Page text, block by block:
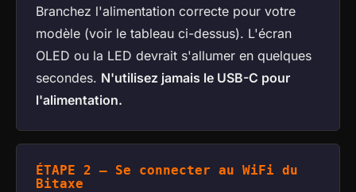
Branchez l'alimentation correcte pour votre
modèle (voir le tableau ci-dessus). L'écran
OLED ou la LED devrait s'allumer en quelques
secondes. N'utilisez jamais le USB-C pour
l'alimentation.
ÉTAPE 2 — Se connecter au WiFi du
Bitaxe